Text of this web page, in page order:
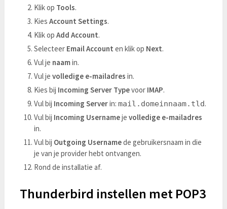
Klik op Tools.
KiesAccount Settings.
Klik opAdd Account.
Selecteer Email Account en klik op Next.
Vul je naamin.
Vul jevolledige e-mailadres in.
Kies bij Incoming Server Typevoor IMAP.
Vul bij Incoming Serverin:mail.domeinnaam.tld.
Vul bij Incoming Usernamejevolledige e-mailadres
in.
Vul bij Outgoing Usernamede gebruikersnaam in die
je van je provider hebt ontvangen.
Rond de installatie af.
Thunderbird instellen met POP3